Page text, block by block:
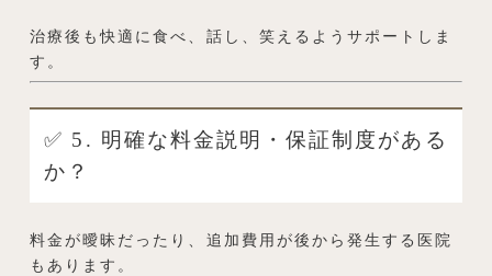
治療後も快適に食べ、話し、笑えるようサポートしま
す。
✅ 5. 明確な料金説明・保証制度がある
か？
料金が曖昧だったり、追加費用が後から発生する医院
もあります。